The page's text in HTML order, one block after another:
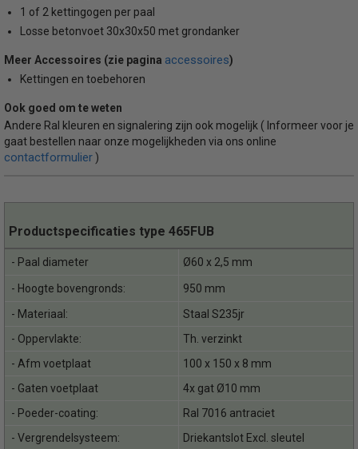
1 of 2 kettingogen per paal
Losse betonvoet 30x30x50 met grondanker
Meer Accessoires (zie pagina accessoires)
Kettingen en toebehoren
Ook goed om te weten
Andere Ral kleuren en signalering zijn ook mogelijk ( Informeer voor je
gaat bestellen naar onze mogelijkheden via ons online
contactformulier )
Productspecificaties type 465FUB
- Paal diameter Ø60 x 2,5 mm
- Hoogte bovengronds:
950 mm
- Materiaal:
Staal S235jr
- Oppervlakte:
Th. verzinkt
- Afm voetplaat
100 x 150 x 8 mm
- Gaten voetplaat
4x gat Ø10 mm
- Poeder-coating:
Ral 7016 antraciet
- Vergrendelsysteem:
Driekantslot Excl. sleutel